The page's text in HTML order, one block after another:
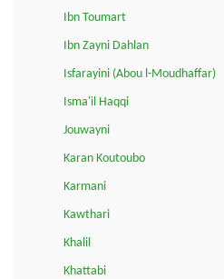
Ibn Toumart
Ibn Zayni Dahlan
Isfarayini (Abou l-Moudhaffar)
Isma'il Haqqi
Jouwayni
Karan Koutoubo
Karmani
Kawthari
Khalil
Khattabi